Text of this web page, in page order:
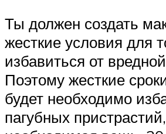
Ты должен создать
жесткие условия для
избавиться от
Поэтому жесткие
будет необходимо
пагубных